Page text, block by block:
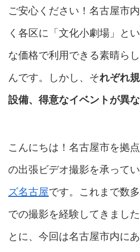
ご安心ください！名古屋市
く各区に「文化小劇場」と
な価格で利用できる素晴ら
んです。しかし、それぞれ
設備、得意なイベントが異
こんにちは！名古屋市を拠
の出張ビデオ撮影を承って
ズ名古屋です。これまで数
での撮影を経験してきまし
とに、今回は名古屋市内に